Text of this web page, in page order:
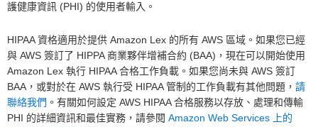
護健康資訊 (PHI) 的使用者輸入。
HIPAA 資格適用於提供 Amazon Lex 的所有 AWS 區域。如果您已經
與 AWS 簽訂了 HIPPA 商業夥伴增補合約 (BAA)，現在可以開始使用
Amazon Lex 執行 HIPAA 合格工作負載。如果您尚未與 AWS 簽訂
BAA，或對於在 AWS 執行受 HIPAA 管制的工作負載有其他問題， 請
聯絡我們 。有關如何設定 AWS HIPAA 合格服務以存放、處理和傳輸
PHI 的詳細資訊和最佳實務，請參閱 Amazon Web Services 上的